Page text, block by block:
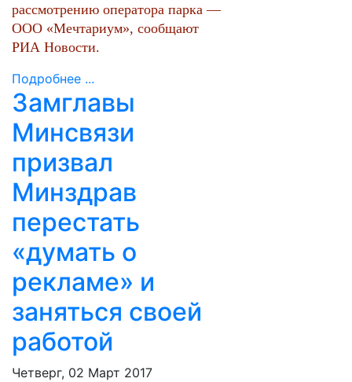
рассмотрению оператора парка —
ООО «Мечтариум», сообщают
РИА Новости.
Подробнее ...
Замглавы
Минсвязи
призвал
Минздрав
перестать
«думать о
рекламе» и
заняться своей
работой
Четверг, 02 Март 2017